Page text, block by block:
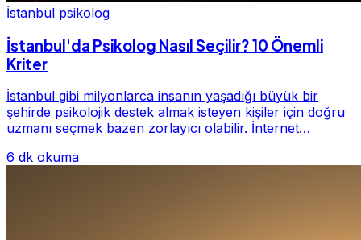
İstanbul psikolog
İstanbul'da Psikolog Nasıl Seçilir? 10 Önemli
Kriter
İstanbul gibi milyonlarca insanın yaşadığı büyük bir
şehirde psikolojik destek almak isteyen kişiler için doğru
uzmanı seçmek bazen zorlayıcı olabilir. İnternet
6 dk okuma